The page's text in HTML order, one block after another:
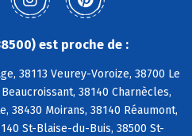
est proche de :
38113 Veurey-Voroize, 38700 Le
38140 Charnècles,
38430 Moirans, 38140 Réaumont,
St-Blaise-du-Buis, 38500 St-